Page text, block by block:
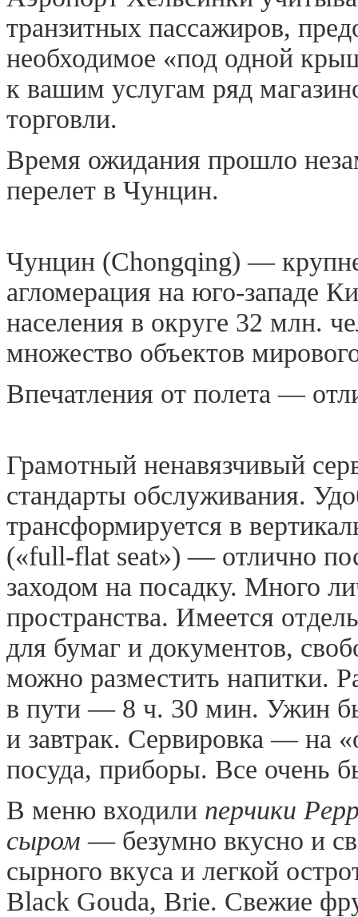
транзитных пассажиров,
необходимое «под одной
к вашим услугам ряд
торговли.
Время ожидания прошло
перелет в Чунцин.
Чунцин (Chongqing) —
агломерация на юго-западе
населения в округе 32 млн.
множество объектов
Впечатления от полета —
Грамотный ненавязчивый
стандарты обслуживания.
трансформируется в
(«full-flat seat») — отлично
заходом на посадку. Много
пространства. Имеется
для бумаг и документов,
можно разместить напитки.
в пути — 8 ч. 30 мин. Ужин
и завтрак. Сервировка — на
посуда, приборы. Все очень
В меню входили перчики
сыром— безумно вкусно и
сырного вкуса и легкой
Black Gouda, Brie. Свежие